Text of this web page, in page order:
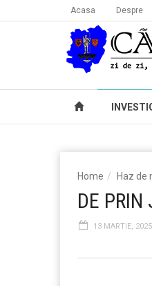
Acasa Despre
Home Haz de
DE PRIN
13 MARTIE, 2025